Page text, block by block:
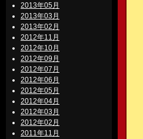
2013年05月
2013年03月
2013年02月
2012年11月
2012年10月
2012年09月
2012年07月
2012年06月
2012年05月
2012年04月
2012年03月
2012年02月
2011年11月